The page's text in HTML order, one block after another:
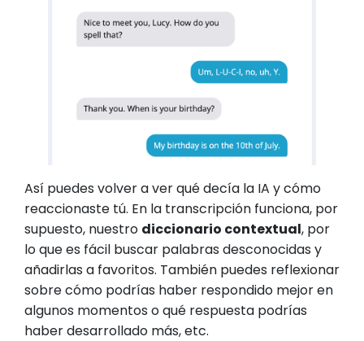
Así puedes volver a ver qué decía la IA y cómo
reaccionaste tú. En la transcripción funciona, por
supuesto, nuestro diccionario contextual, por
lo que es fácil buscar palabras desconocidas y
añadirlas a favoritos. También puedes reflexionar
sobre cómo podrías haber respondido mejor en
algunos momentos o qué respuesta podrías
haber desarrollado más, etc.